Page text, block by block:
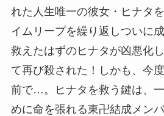
れた人生唯一の彼女・ヒナタ
イムリープを繰り返しついに
救えたはずのヒナタが凶悪化
て再び殺された！しかも、今
前で…。ヒナタを救う鍵は、
めに命を張れる東卍結成メン